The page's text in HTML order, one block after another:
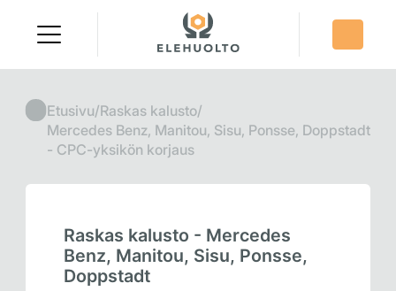
content
Etusivu/Raskas kalusto/
Mercedes Benz, Manitou, Sisu, Ponsse, Doppstadt
- CPC-yksikön korjaus
Raskas kalusto - Mercedes
Benz, Manitou, Sisu, Ponsse,
Doppstadt